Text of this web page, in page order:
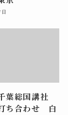
葉総国講社
ち合わせ 白